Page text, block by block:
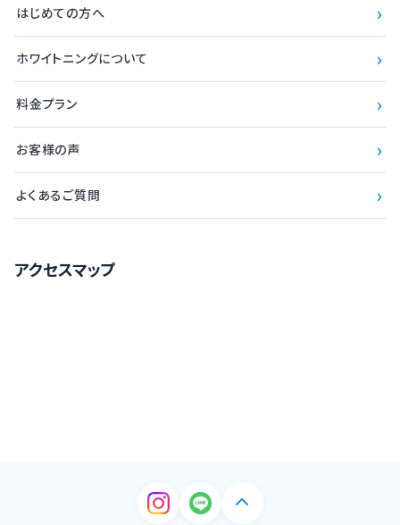
はじめての方へ ›
ホワイトニングについて ›
料金プラン ›
お客様の声 ›
よくあるご質問 ›
アクセスマップ